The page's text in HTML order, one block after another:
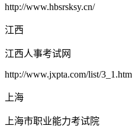
http://www.hbsrsksy.cn/
江西
江西人事考试网
http://www.jxpta.com/list/
上海
上海市职业能力考试院